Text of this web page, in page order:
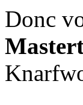
Donc